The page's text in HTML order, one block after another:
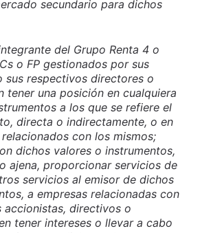
secundario para dichos
del Grupo Renta 4 o
o FP gestionados por sus
sus respectivos directores o
tener una posición en cualquiera
a los que se refiere el
directa o indirectamente, o en
con los mismos;
dichos valores o instrumentos,
ajena, proporcionar servicios de
servicios al emisor de dichos
a empresas relacionadas con
accionistas, directivos o
tener intereses o llevar a cabo